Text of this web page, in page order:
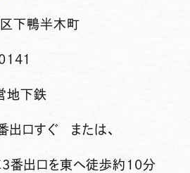
下鴨半木町
地下鉄
出口すぐ または、
番出口を東へ徒歩約10分